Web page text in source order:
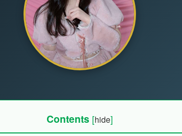
Contents [hide]